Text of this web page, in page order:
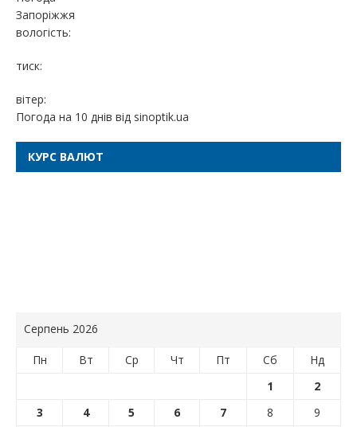
Запоріжжя
вологість:
тиск:
вітер:
Погода на 10 днів від sinoptik.ua
КУРС ВАЛЮТ
Серпень 2026
Пн Вт Ср Чт Пт Сб
Нд
1
2
3
4 5 6 7 8
9